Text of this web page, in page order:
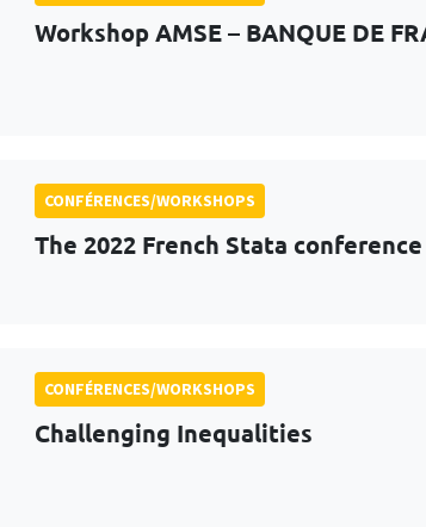
Workshop AMSE – BANQUE DE
CONFÉRENCES/WORKSHOPS
The 2022 French Stata
CONFÉRENCES/WORKSHOPS
Challenging Inequalities